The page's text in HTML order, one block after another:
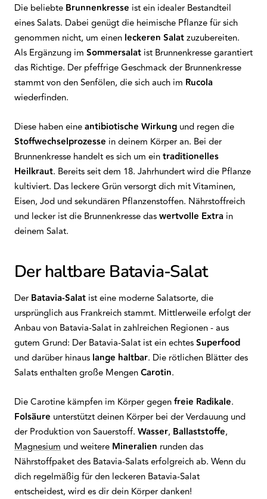
Die beliebte Brunnenkresse ist ein idealer Bestandteil
eines Salats. Dabei genügt die heimische Pflanze für sich
genommen nicht, um einen leckeren Salatzuzubereiten.
Als Ergänzung im Sommersalat ist Brunnenkresse garantiert
das Richtige. Der pfeffrige Geschmack der Brunnenkresse
stammt von den Senfölen, die sich auch im Rucola
wiederfinden.
Diese haben eineantibiotische Wirkung und regen die
Stoffwechselprozesse in deinem Körper an. Bei der
Brunnenkresse handelt es sich um eintraditionelles
Heilkraut. Bereits seit dem 18. Jahrhundert wird die Pflanze
kultiviert. Das leckere Grün versorgt dich mit Vitaminen,
Eisen, Jod und sekundären Pflanzenstoffen. Nährstoffreich
und lecker ist die Brunnenkresse daswertvolle Extra in
deinem Salat.
Der haltbare Batavia-Salat
Der Batavia-Salat ist eine moderne Salatsorte, die
ursprünglich aus Frankreich stammt. Mittlerweile erfolgt der
Anbau von Batavia-Salat in zahlreichen Regionen - aus
gutem Grund: Der Batavia-Salat ist ein echtesSuperfood
und darüber hinaus lange haltbar. Die rötlichen Blätter des
Salats enthalten große MengenCarotin.
Die Carotine kämpfen im Körper gegenfreie Radikale.
Folsäure unterstützt deinen Körper bei der Verdauung und
der Produktion von Sauerstoff. Wasser, Ballaststoffe,
Magnesium und weitere Mineralien runden das
Nährstoffpaket des Batavia-Salats erfolgreich ab. Wenn du
dich regelmäßig für den leckeren Batavia-Salat
entscheidest, wird es dir dein Körper danken!